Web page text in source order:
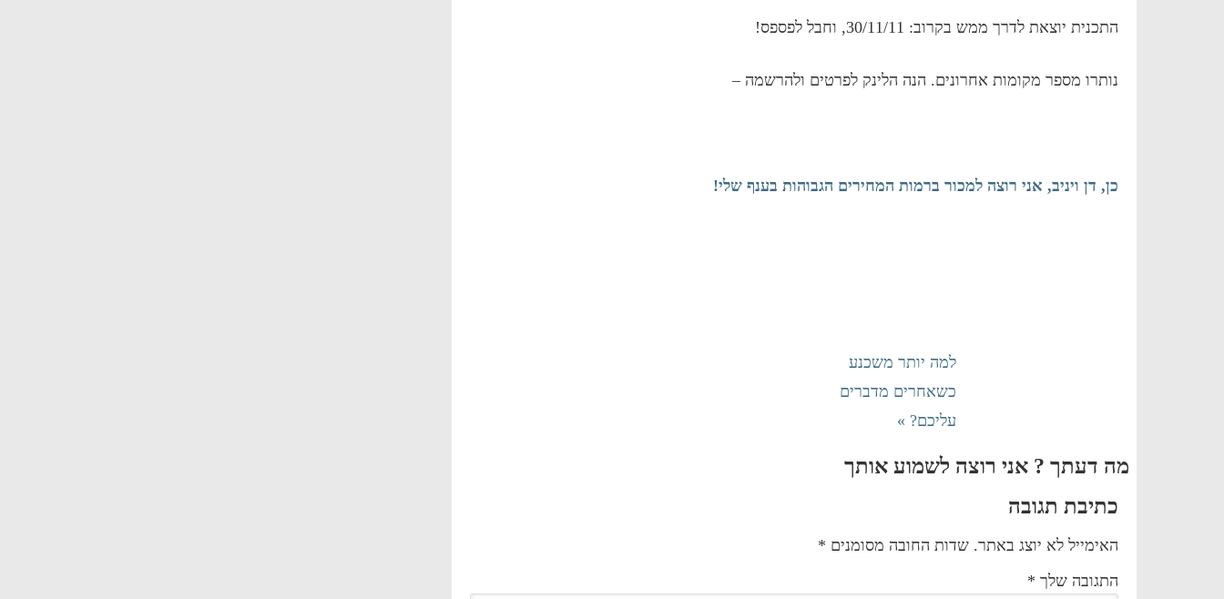
התכנית יוצאת לדרך ממש בקרוב: 30/11/11, וחבל לפספס!
נותרו מספר מקומות אחרונים. הנה הלינק לפרטים ולהרשמה –
כן, דן ויניב, אני רוצה למכור ברמות המחירים הגבוהות בענף שלי!
למה יותר משכנע
כשאחרים מדברים
עליכם? »
מה דעתך ? אני רוצה לשמוע אותך
כתיבת תגובה
האימייל לא יוצג באתר. שדות החובה מסומנים *
התגובה שלך *